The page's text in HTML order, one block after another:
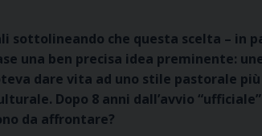
che questa scelta – in
una ben precisa idea preminente:
dare vita ad uno stile pastorale
Dopo 8 anni dall’avvio
da affrontare?